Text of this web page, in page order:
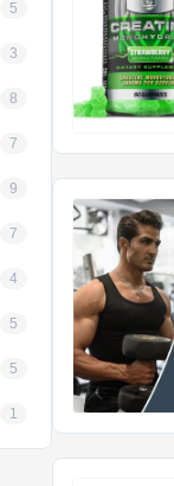
5
3
8
7
9
7
4
5
5
1